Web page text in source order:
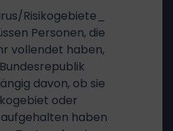
Risikogebiete_
Personen, die
vollendet haben,
davon, ob sie
oder
haben